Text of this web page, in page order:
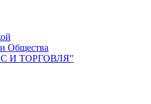
Общества
И ТОРГОВЛЯ"